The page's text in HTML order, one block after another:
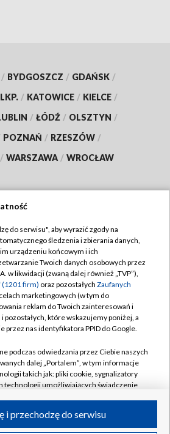
/ BYDGOSZCZ / GDAŃSK /
/ KATOWICE / KIELCE /
/ ŁÓDŹ / OLSZTYN /
POZNAŃ / RZESZÓW /
/ WARSZAWA / WROCŁAW
TVP
Cyfrowa
Regulamin TVP
prywatności
Moje zgody
Pomoc
Kontakt
Kanały
do serwisu", aby wyrazić zgody na
śledzenia i zbierania danych,
urządzeniu końcowym i ich
Twoich danych osobowych przez
w likwidacji (zwaną dalej również „TVP”),
(1201 firm) oraz pozostałych Zaufanych
marketingowych (w tym do
reklam do Twoich zainteresowań i
pozostałych, które wskazujemy poniżej, a
przez nas identyfikatora PPID do Google.
podczas odwiedzania przez Ciebie naszych
dalej „Portalem”, w tym informacje
takich jak: pliki cookie, sygnalizatory
technologii umożliwiających świadczenie
i przechodzę do serwisu